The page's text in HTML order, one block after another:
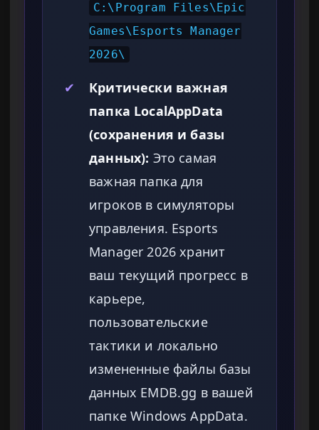
C:\Program Files\Epic
Games\Esports Manager
2026\
✔
Критически важная
папка LocalAppData
(сохранения и базы
данных): Это самая
важная папка для
игроков в симуляторы
управления. Esports
Manager 2026 хранит
ваш текущий прогресс в
карьере,
пользовательские
тактики и локально
измененные файлы базы
данных EMDB.gg в вашей
папке Windows AppData.